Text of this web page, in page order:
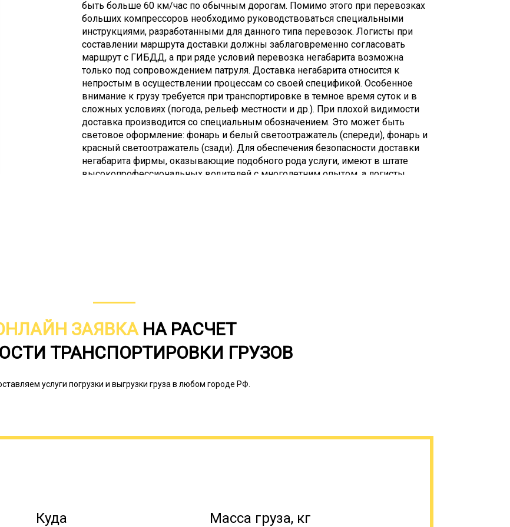
транспортировка негабаритов по автодорогам с минимальной скоростью.
быть больше 60 км/час по обычным дорогам. Помимо этого при перевозках
больших компрессоров необходимо руководствоваться специальными
инструкциями, разработанными для данного типа перевозок. Логисты при
составлении маршрута доставки должны заблаговременно согласовать
маршрут с ГИБДД, а при ряде условий перевозка негабарита возможна
только под сопровождением патруля. Доставка негабарита относится к
непростым в осуществлении процессам со своей спецификой. Особенное
внимание к грузу требуется при транспортировке в темное время суток и в
сложных условиях (погода, рельеф местности и др.). При плохой видимости
доставка производится со специальным обозначением. Это может быть
световое оформление: фонарь и белый светоотражатель (спереди), фонарь и
красный светоотражатель (сзади). Для обеспечения безопасности доставки
негабарита фирмы, оказывающие подобного рода услуги, имеют в штате
высокопрофессиональных водителей с многолетним опытом, а логисты
ЗАЯВКАНА РАСЧЕТ
ТРАНСПОРТИРОВКИ ГРУЗОВ
услуги погрузки и выгрузки груза в любом городе РФ.
Куда Масса груза, кг